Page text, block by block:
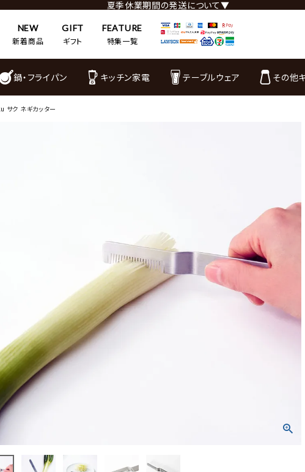
夏季休業期間の発送について▼
NEW
新着商品
GIFT
ギフト
FEATURE
特集一覧
鍋・フライパン キッチン家電 テーブルウェア その他
サク ネギカッター